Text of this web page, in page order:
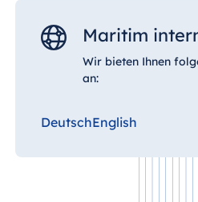
Maritim
Wir bieten Ihnen
an:
DeutschEnglish